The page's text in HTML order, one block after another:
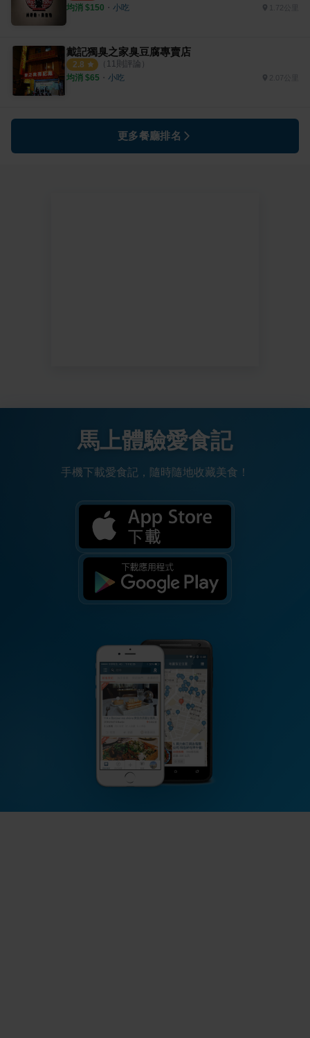
均消 $150 ・ 小吃
戴記獨臭之家臭豆腐專賣店
2.8 （ 11 則評論）
均消 $65 ・ 小吃
更多餐廳排名
馬上體驗愛食記
手機下載愛食記，隨時隨地收藏美食！